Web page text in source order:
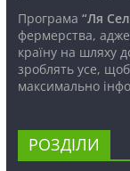
Програма “Ля
фермерства, адже
країну на шляху
зроблять усе,
максимально
РОЗДІЛИ